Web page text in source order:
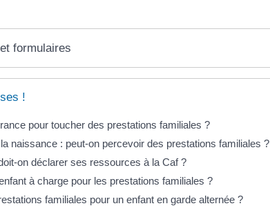
formulaires
!
pour toucher des prestations familiales ?
naissance : peut-on percevoir des prestations familiales ?
on déclarer ses ressources à la Caf ?
à charge pour les prestations familiales ?
familiales pour un enfant en garde alternée ?